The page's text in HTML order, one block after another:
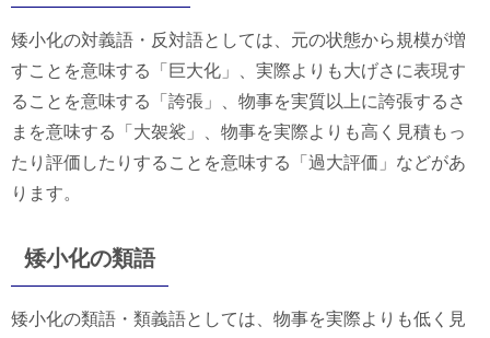
矮小化の対義語・反対語としては、元の状態から規模が増
すことを意味する「巨大化」、実際よりも大げさに表現す
ることを意味する「誇張」、物事を実質以上に誇張するさ
まを意味する「大袈裟」、物事を実際よりも高く見積もっ
たり評価したりすることを意味する「過大評価」などがあ
ります。
矮小化の類語
矮小化の類語・類義語としては、物事を実際よりも低く見